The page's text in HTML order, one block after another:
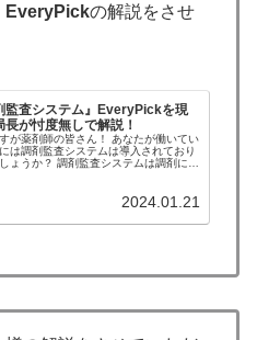
EveryPickの解説をさせ
監査システム』EveryPickを現
長が忖度無しで解説！
が薬剤師の皆さん！ あなたが働いてい
は調剤監査システムは導入されており
ょうか？ 調剤監査システムは調剤に携
すが、 調剤の三...
2024.01.21